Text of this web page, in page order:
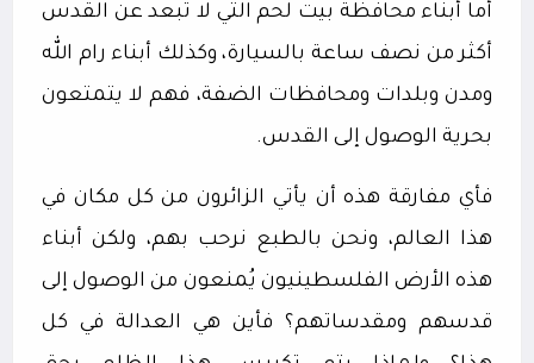
أما أبناء محافظة بيت لحم التي لا تبعد عن القدس
أكثر من نصف ساعة بالسيارة، وكذلك أبناء رام الله
ومدن وبلدات ومحافظات الضفة، فهم لا يتمتعون
بحرية الوصول إلى القدس.
فأي مفارقة هذه أن يأتي الزائرون من كل مكان في
هذا العالم، ونحن بالطبع نرحب بهم، ولكن أبناء
هذه الأرض الفلسطينيون يُمنعون من الوصول إلى
قدسهم ومقدساتهم؟ فأين هي العدالة في كل